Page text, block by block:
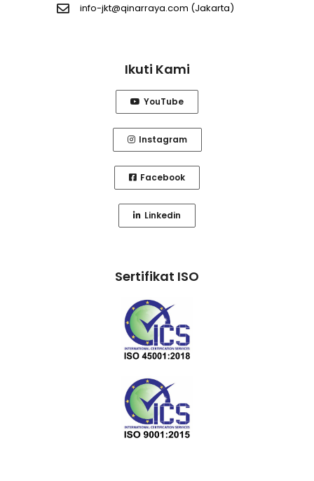
info-jkt@qinarraya.com (Jakarta)
Ikuti Kami
YouTube
Instagram
Facebook
Linkedin
Sertifikat ISO